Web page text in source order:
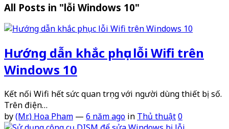
All Posts in "lỗi Windows 10"
Hướng dẫn khắc phục lỗi Wifi trên
Windows 10
Kết nối Wifi hết sức quan trọng với người dùng thiết bị số.
Trên điện…
by(Mr.) Hoa Pham — 6 năm ago in Thủ thuật0